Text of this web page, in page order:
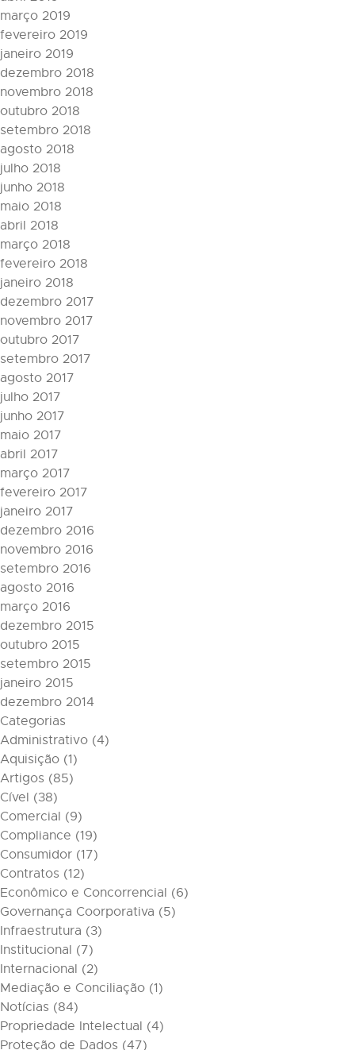
março 2019
fevereiro 2019
janeiro 2019
dezembro 2018
novembro 2018
outubro 2018
setembro 2018
agosto 2018
julho 2018
junho 2018
maio 2018
abril 2018
março 2018
fevereiro 2018
janeiro 2018
dezembro 2017
novembro 2017
outubro 2017
setembro 2017
agosto 2017
julho 2017
junho 2017
maio 2017
abril 2017
março 2017
fevereiro 2017
janeiro 2017
dezembro 2016
novembro 2016
setembro 2016
agosto 2016
março 2016
dezembro 2015
outubro 2015
setembro 2015
janeiro 2015
dezembro 2014
Categorias
Administrativo (4)
Aquisição (1)
Artigos (85)
Cível (38)
Comercial (9)
Compliance (19)
Consumidor (17)
Contratos (12)
Econômico e Concorrencial (6)
Governança Coorporativa (5)
Infraestrutura (3)
Institucional (7)
Internacional (2)
Mediação e Conciliação (1)
Notícias (84)
Propriedade Intelectual (4)
Proteção de Dados (47)